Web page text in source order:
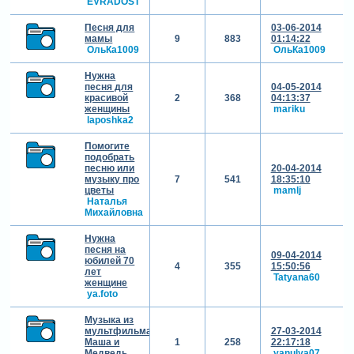
Песня для
мамы
ОльКа1009
9 883
03-06-2014
01:14:22
ОльКа1009
Нужна
песня для
красивой
женщины
laposhka2
2 368
04-05-2014
04:13:37
mariku
Помогите
подобрать
песню или
музыку про
цветы
Наталья
Михайловна
7 541
20-04-2014
18:35:10
mamlj
Нужна
песня на
юбилей 70
лет
женщине
ya.foto
4 355
09-04-2014
15:50:56
Tatyana60
Музыка из
мультфильма
Маша и
1 258
27-03-2014
22:17:18